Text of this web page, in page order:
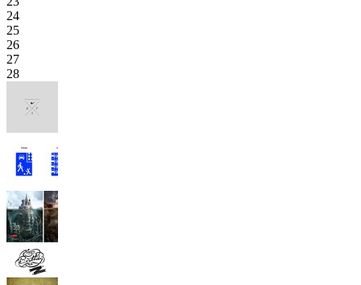
24
25
26
27
28